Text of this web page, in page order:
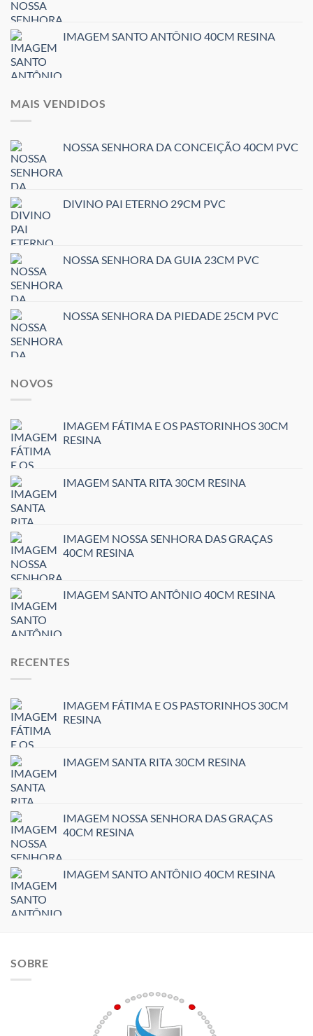
IMAGEM SANTO ANTÔNIO 40CM RESINA
MAIS VENDIDOS
NOSSA SENHORA DA CONCEIÇÃO 40CM PVC
DIVINO PAI ETERNO 29CM PVC
NOSSA SENHORA DA GUIA 23CM PVC
NOSSA SENHORA DA PIEDADE 25CM PVC
NOVOS
IMAGEM FÁTIMA E OS PASTORINHOS 30CM
RESINA
IMAGEM SANTA RITA 30CM RESINA
IMAGEM NOSSA SENHORA DAS GRAÇAS
40CM RESINA
IMAGEM SANTO ANTÔNIO 40CM RESINA
RECENTES
IMAGEM FÁTIMA E OS PASTORINHOS 30CM
RESINA
IMAGEM SANTA RITA 30CM RESINA
IMAGEM NOSSA SENHORA DAS GRAÇAS
40CM RESINA
IMAGEM SANTO ANTÔNIO 40CM RESINA
SOBRE